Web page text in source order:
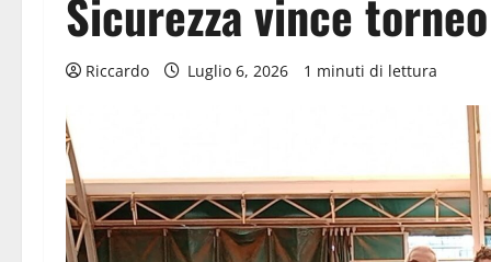
Sicurezza vince
Riccardo Luglio 6, 2026 1 minuti di lettura